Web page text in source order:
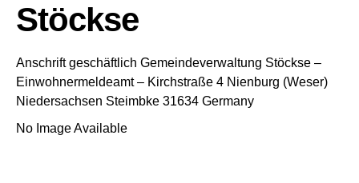
Stöckse
Anschrift geschäftlich Gemeindeverwaltung Stöckse –
Einwohnermeldeamt – Kirchstraße 4 Nienburg (Weser)
Niedersachsen Steimbke 31634 Germany
No Image Available